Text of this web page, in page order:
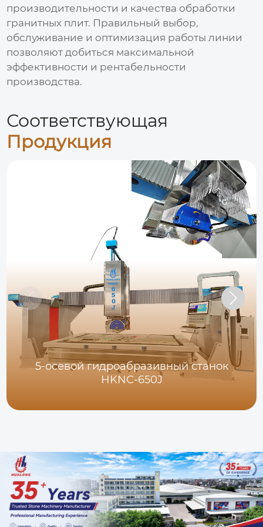
производительности и качества обработки
гранитных плит. Правильный выбор,
обслуживание и оптимизация работы линии
позволяют добиться максимальной
эффективности и рентабельности
производства.
Соответствующая
Продукция
5-осевой гидроабразивный станок
HKNC-650J